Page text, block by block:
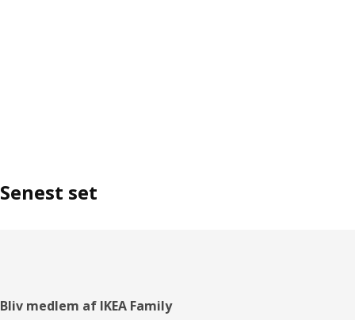
Senest set
Footer
Bliv medlem af IKEA Family